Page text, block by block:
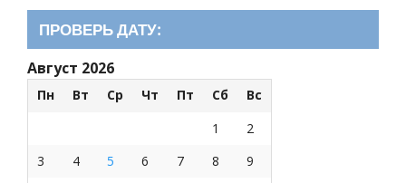
ПРОВЕРЬ ДАТУ:
Август 2026
Пн Вт Ср Чт Пт Сб
Вс
1
2
3
4 5 6 7 8
9